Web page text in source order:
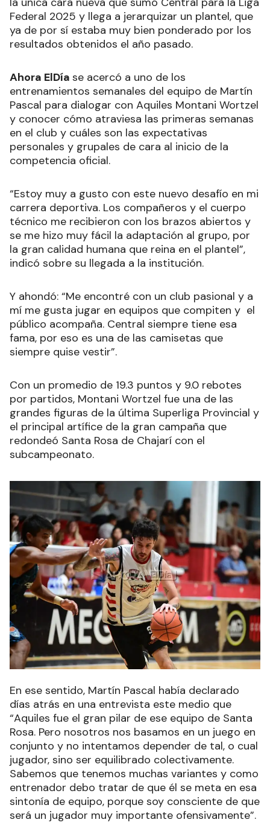
Federal 2025 y llega a jerarquizar un plantel, que
ya de por sí estaba muy bien ponderado por los
resultados obtenidos el año pasado.
Ahora ElDía se acercó a uno de los
entrenamientos semanales del equipo de Martín
Pascal para dialogar con Aquiles Montani Wortzel
y conocer cómo atraviesa las primeras semanas
en el club y cuáles son las expectativas
personales y grupales de cara al inicio de la
competencia oficial.
“Estoy muy a gusto con este nuevo desafío en mi
carrera deportiva. Los compañeros y el cuerpo
técnico me recibieron con los brazos abiertos y
se me hizo muy fácil la adaptación al grupo, por
la gran calidad humana que reina en el plantel”,
indicó sobre su llegada a la institución.
Y ahondó: “Me encontré con un club pasional y a
mí me gusta jugar en equipos que compiten y el
público acompaña. Central siempre tiene esa
fama, por eso es una de las camisetas que
siempre quise vestir”.
Con un promedio de 19.3 puntos y 9.0 rebotes
por partidos, Montani Wortzel fue una de las
grandes figuras de la última Superliga Provincial y
el principal artífice de la gran campaña que
redondeó Santa Rosa de Chajarí con el
subcampeonato.
En ese sentido, Martín Pascal había declarado
días atrás en una entrevista este medio que
“Aquiles fue el gran pilar de ese equipo de Santa
Rosa. Pero nosotros nos basamos en un juego en
conjunto y no intentamos depender de tal, o cual
jugador, sino ser equilibrado colectivamente.
Sabemos que tenemos muchas variantes y como
entrenador debo tratar de que él se meta en esa
sintonía de equipo, porque soy consciente de que
será un jugador muy importante ofensivamente”.